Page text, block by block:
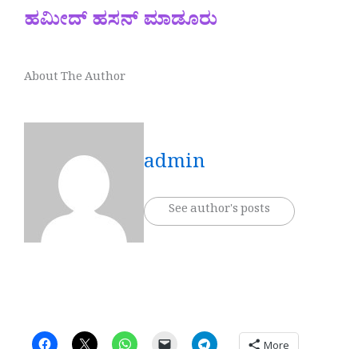
ಹಮೀದ್ ಹಸನ್ ಮಾಡೂರು
About The Author
admin
See author's posts
More